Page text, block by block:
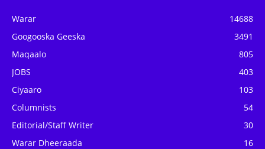
Warar
14688
Googooska Geeska
3491
Maqaalo
805
JOBS
403
Ciyaaro
103
Columnists
54
Editorial/Staff Writer
30
Warar Dheeraada
16